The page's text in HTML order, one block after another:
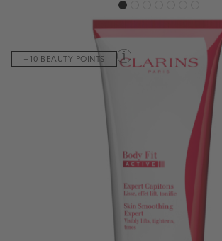
View larger image
Код на продукта: 080630
+10 BEAUTY POINTS
Първата стягаща и оформяща грижа от
текстура. Изглажда, повдига и тонизира.
Виж пълното описание
51,20 € /100,14 лв.
Валутен